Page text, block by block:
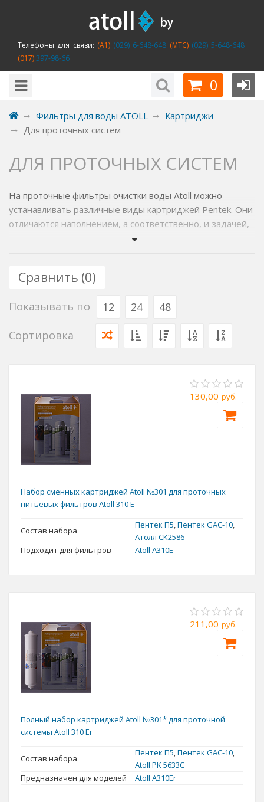
Телефоны для связи: (A1)(029) 6-648-648 (MTC)(029) 5-648-648
(017)397-98-66
0
Фильтры для воды ATOLL
Картриджи
Для проточных систем
ДЛЯ ПРОТОЧНЫХ СИСТЕМ
На проточные фильтры очистки воды Atoll можно
устанавливать различные виды картриджей Pentek. Они
отличаются наполнением, а соответственно, и задачей,
которую должны выполнять при очистке воды.
очистки воды от хлора и хлорорганических соединений,
механические частицы размером более 5 микрон
Сравнить (0)
Показывать по 12 24 48
Сортировка
130,00 руб.
Набор сменных картриджей Atoll №301 для проточных
питьевых фильтров Atoll 310 E
Состав набора
Пентек П5 Пентек GAC-10
Атолл СК2586
Подходит для фильтров
Atoll A310E
211,00 руб.
Полный набор картриджей Atoll №301* для проточной
системы Atoll 310 Er
Состав набора
Пентек П5 Пентек GAC-10
Atoll РK 5633С
Предназначен для моделей
Atoll A310Er